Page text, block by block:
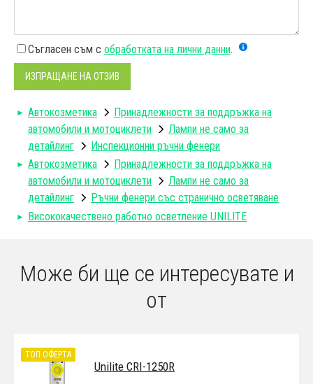
Съгласен съм с обработката на лични данни.
ИЗПРАЩАНЕ НА ОТЗИВ
Автокозметика
Принадлежности за поддръжка на
автомобили и мотоциклети
Лампи не само за
детайлинг
Инспекционни ръчни фенери
Автокозметика
Принадлежности за поддръжка на
автомобили и мотоциклети
Лампи не само за
детайлинг
Ръчни фенери със странично осветяване
Висококачествено работно осветление UNILITE
Може би ще се интересувате и
от
Unilite CRI-1250R
ТОП ОФЕРТА